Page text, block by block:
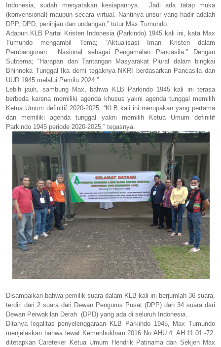
Indonesia, sudah menyatakan kesiapannya. Jadi ada tatap muka
(konvensional) maupun secara virtual. Nantinya unsur yang hadir adalah
DPP, DPD, peninjau dan undangan,” tutur Max Tumundo.
Adapun KLB Partai Kristen Indonesia (Parkindo) 1945 kali ini, kata Max
Tumundo mengambil Tema; “Aktualisasi Iman Kristen dalam
Pembangunan Nasional sebagai Pengamalan Pancasila.” Dengan
Subtema; “Harapan dan Tantangan Masyarakat Plural dalam bingkai
Bhinneka Tunggal Ika demi tegaknya NKRI berdasarkan Pancasila dan
UUD 1945 melalui Pemilu 2024.”
Lebih jauh, sambung Max, bahwa KLB Parkindo 1945 kali ini terasa
berbeda karena memiliki agenda khusus yakni agenda tunggal memilih
Ketua Umum definitif 2020-2025. “KLB kali ini merupakan yang pertama
dan memiliki agenda tunggal yakni memilih Ketua Umum definitif
Parkindo 1945 periode 2020-2025,” tegasnya.
Disampaikan bahwa pemilik suara dalam KLB kali ini berjumlah 36 suara,
terdiri dari 2 suara dari Dewan Pengurus Pusat (DPP) dan 34 suara dari
Dewan Perwakilan Derah (DPD) yang ada di seluruh Indonesia.
Ditanya legalitas penyelenggaraan KLB Parkindo 1945, Max Tumundo
menjelaskan bahwa lewat Kemenhukham 2016 No AHU.4. AH.11.01.-72
ditetapkan Careteker Ketua Umum Hendrik Patinama dan Sekjen Max